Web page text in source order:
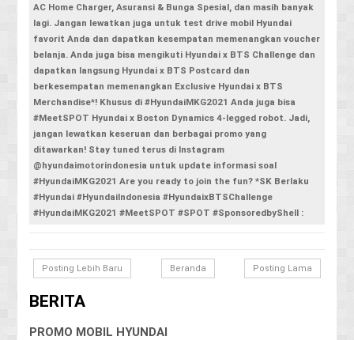
AC Home Charger, Asuransi & Bunga Spesial, dan masih banyak
lagi. Jangan lewatkan juga untuk test drive mobil Hyundai
favorit Anda dan dapatkan kesempatan memenangkan voucher
belanja. Anda juga bisa mengikuti Hyundai x BTS Challenge dan
dapatkan langsung Hyundai x BTS Postcard dan
berkesempatan memenangkan Exclusive Hyundai x BTS
Merchandise*! Khusus di #HyundaiMKG2021 Anda juga bisa
#MeetSPOT Hyundai x Boston Dynamics 4-legged robot. Jadi,
jangan lewatkan keseruan dan berbagai promo yang
ditawarkan! Stay tuned terus di Instagram
@hyundaimotorindonesia untuk update informasi soal
#HyundaiMKG2021 Are you ready to join the fun? *SK Berlaku
#Hyundai #HyundaiIndonesia #HyundaixBTSChallenge
#HyundaiMKG2021 #MeetSPOT #SPOT #SponsoredbyShell :
Posting Lebih Baru Posting Lama
Beranda
BERITA
PROMO MOBIL HYUNDAI